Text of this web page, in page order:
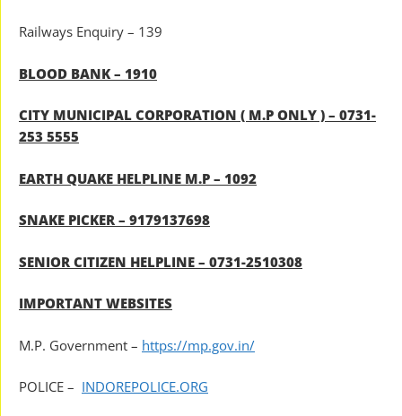
Railways Enquiry – 139
BLOOD BANK – 1910
CITY MUNICIPAL CORPORATION ( M.P ONLY ) – 0731-
253 5555
EARTH QUAKE HELPLINE M.P – 1092
SNAKE PICKER – 9179137698
SENIOR CITIZEN HELPLINE – 0731-2510308
IMPORTANT WEBSITES
M.P. Government – https://mp.gov.in/
POLICE – INDOREPOLICE.ORG